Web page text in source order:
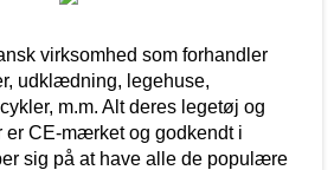
virksomhed som forhandler
udklædning, legehuse,
m.m. Alt deres legetøj og
er CE-mærket og godkendt i
sig på at have alle de populære